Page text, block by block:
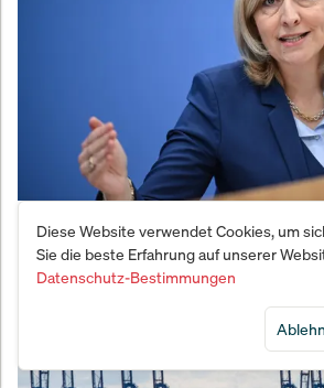
Warkens Mogelpackung: Reform
Milliardenloch nur bis 2028
Diese Website verwendet Cookies, um
Sie die beste Erfahrung auf unserer
Datenschutz-Bestimmungen